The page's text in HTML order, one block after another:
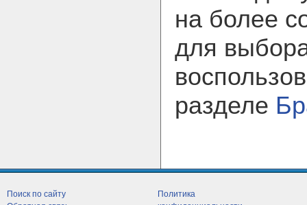
на более
для
разделе
Поиск по сайту
Политика